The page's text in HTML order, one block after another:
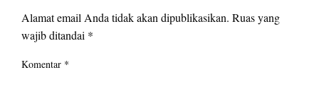
Alamat email Anda tidak akan dipublikasikan. Ruas yang
wajib ditandai *
Komentar *